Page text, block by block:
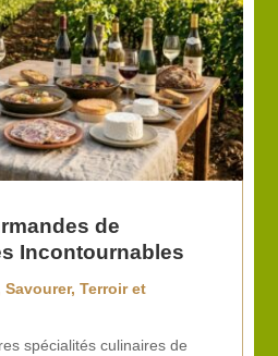
de
Incontournables
Savourer,Terroir et
spécialités culinaires de